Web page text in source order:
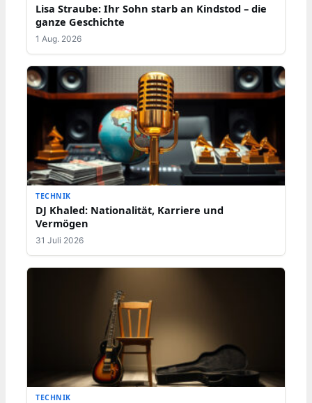
Lisa Straube: Ihr Sohn starb an Kindstod – die
ganze Geschichte
1 Aug. 2026
TECHNIK
DJ Khaled: Nationalität, Karriere und
Vermögen
31 Juli 2026
TECHNIK